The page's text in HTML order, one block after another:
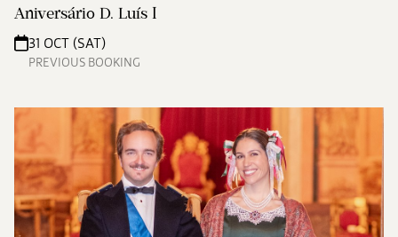
Aniversário D. Luís I
31 OCT (SAT)
PREVIOUS BOOKING